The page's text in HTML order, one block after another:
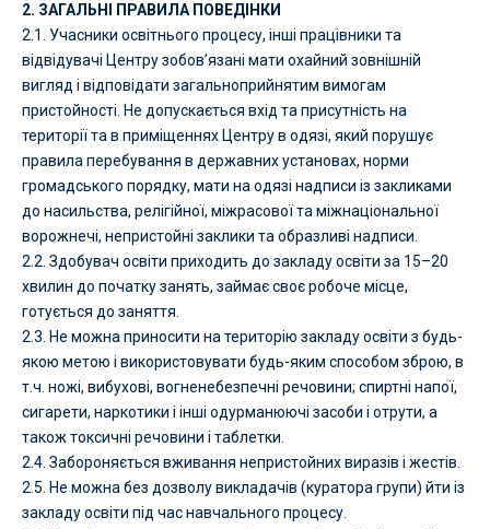
2. ЗАГАЛЬНІ ПРАВИЛА ПОВЕДІНКИ
2.1. Учасники освітнього процесу, інші працівники та
відвідувачі Центру зобов’язані мати охайний зовнішній
вигляд і відповідати загальноприйнятим вимогам
пристойності. Не допускається вхід та присутність на
території та в приміщеннях Центру в одязі, який порушує
правила перебування в державних установах, норми
громадського порядку, мати на одязі надписи із закликами
до насильства, релігійної, міжрасової та міжнаціональної
ворожнечі, непристойні заклики та образливі надписи.
2.2. Здобувач освіти приходить до закладу освіти за 15–20
хвилин до початку занять, займає своє робоче місце,
готується до заняття.
2.3. Не можна приносити на територію закладу освіти з будь-
якою метою і використовувати будь-яким способом зброю, в
т.ч. ножі, вибухові, вогненебезпечні речовини; спиртні напої,
сигарети, наркотики і інші одурманюючі засоби і отрути, а
також токсичні речовини і таблетки.
2.4. Забороняється вживання непристойних виразів і жестів.
2.5. Не можна без дозволу викладачів (куратора групи) йти із
закладу освіти під час навчального процесу.